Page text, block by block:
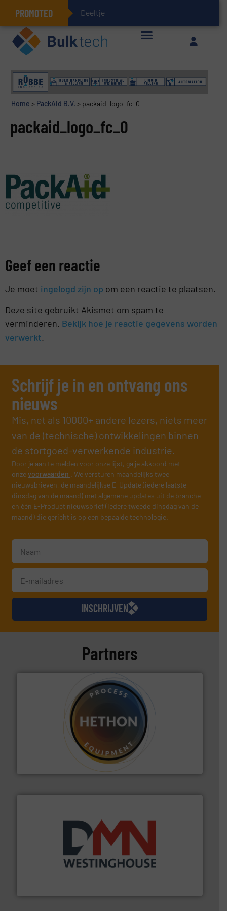
PROMOTED Deeltjesmechanic
Home > PackAid B.V. > packaid_logo_fc_0
packaid_logo_fc_0
Geef een reactie
Je moet ingelogd zijn op om een reactie te plaatsen.
Deze site gebruikt Akismet om spam te
verminderen. Bekijk hoe je reactie gegevens worden
verwerkt.
Schrijf je in en ontvang ons
nieuws
Mis, net als 10000+ andere lezers, niets meer
van de (technische) ontwikkelingen binnen
de stortgoed-verwerkende industrie.
Door je aan te melden voor onze lijst, ga je akkoord met
onzevoorwaarden . We versturen maandelijks twee
nieuwsbrieven, de maandelijkse E-Update (iedere laatste
dinsdag van de maand) met algemene updates uit de branche
en één E-Product nieuwsbrief (iedere tweede dinsdag van de
maand) die gericht is op een bepaalde technologie.
INSCHRIJVEN
Partners
HETHON is wereldwijd specialist in poeder- en
vloeistofdosering, met name bij lastig te verwerken
Meer info ➜
plastic-, (petro) chemische, farmaceutische,
mineralen-, energie en biomassa industrieën.